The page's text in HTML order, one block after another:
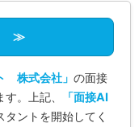
≫
株式会社」 の面接
。上記、
「面接AI
ントを開始してく